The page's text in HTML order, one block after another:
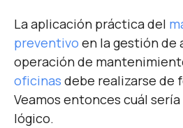
La aplicación práctica del
preventivo en la gestión de
operación de
oficinas debe realizarse de
Veamos entonces cuál
lógico.